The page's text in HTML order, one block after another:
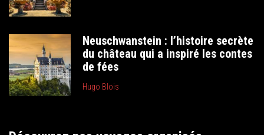
Neuschwanstein : l’histoire secrète
du château qui a inspiré les contes
de fées
Hugo Blois